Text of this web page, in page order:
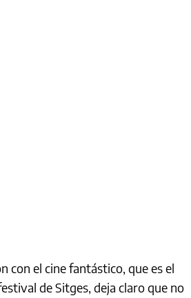
con el cine fantástico, que es el
de Sitges, deja claro que no